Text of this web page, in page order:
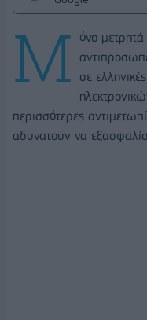
Μ
όνο
σε
περισσότερες
αδυνατούν να